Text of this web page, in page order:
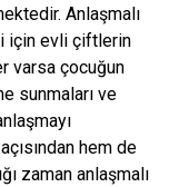
Anlaşmalı
için evli çiftlerin
varsa çocuğun
sunmaları ve
hem de
zaman anlaşmalı